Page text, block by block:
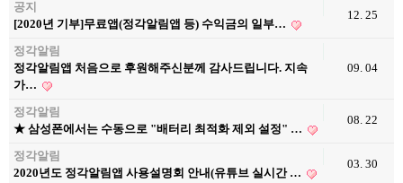
공지
[2020년 기부]무료앱(정각알림앱 등) 수익금의 일부…
12. 25
정각알림
정각알림앱 처음으로 후원해주신분께 감사드립니다. 지속
가…
09. 04
정각알림
★ 삼성폰에서는 수동으로 "배터리 최적화 제외 설정" …
08. 22
정각알림
2020년도 정각알림앱 사용설명회 안내(유튜브 실시간 …
03. 30